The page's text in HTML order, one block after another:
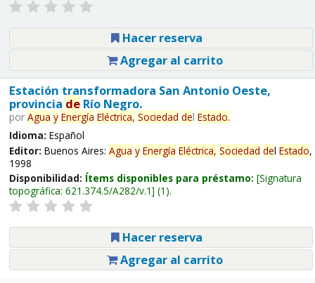
Hacer reserva
Agregar al carrito
Estación transformadora San Antonio Oeste,
provincia deRío Negro.
por Agua y Energía Eléctrica, Sociedad del Estado.
Idioma: Español
Editor: Buenos Aires: Agua y Energía Eléctrica, Sociedad del Estado,
1998
Disponibilidad: Ítems disponibles para préstamo: Signatura
topográfica: 621.374.5/A282/v.1 (1).
Hacer reserva
Agregar al carrito